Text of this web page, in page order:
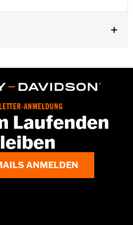
,Wasserdicht,BelÃ¼ftet
ANMELDUNG
Laufenden
ANMELDEN